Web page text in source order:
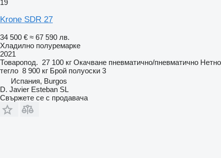
19
Krone SDR 27
34 500 € ≈ 67 590 лв.
Хладилно полуремарке
2021
Товаропод. 27 100 кг Окачване пневматично/пневматично Нетно
тегло 8 900 кг Брой полуоски 3
Испания, Burgos
D. Javier Esteban SL
Свържете се с продавача